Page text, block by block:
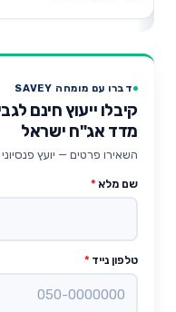
דברו עם מומחה SAVEY
קיבלו ייעוץ חינם
מדד אג"ח ישראל
השאירו פרטים — יועץ פנסיוני
שם מלא *
טלפון נייד *